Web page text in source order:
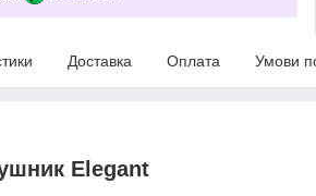
Доставка Оплата Умови
Elegant